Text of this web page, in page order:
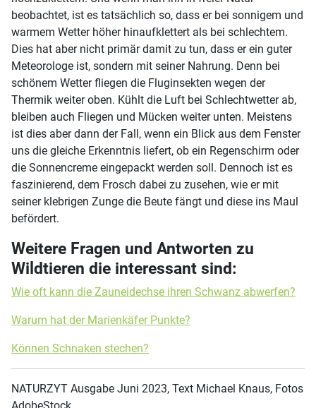
beobachtet, ist es tatsächlich so, dass er bei sonnigem und
warmem Wetter höher hinaufklettert als bei schlechtem.
Dies hat aber nicht primär damit zu tun, dass er ein guter
Meteorologe ist, sondern mit seiner Nahrung. Denn bei
schönem Wetter fliegen die Fluginsekten wegen der
Thermik weiter oben. Kühlt die Luft bei Schlechtwetter ab,
bleiben auch Fliegen und Mücken weiter unten. Meistens
ist dies aber dann der Fall, wenn ein Blick aus dem Fenster
uns die gleiche Erkenntnis liefert, ob ein Regenschirm oder
die Sonnencreme eingepackt werden soll. Dennoch ist es
faszinierend, dem Frosch dabei zu zusehen, wie er mit
seiner klebrigen Zunge die Beute fängt und diese ins Maul
befördert.
Weitere Fragen und Antworten zu
Wildtieren die interessant sind:
Wie oft kann die Zauneidechse ihren Schwanz abwerfen?
Warum hat der Marienkäfer Punkte?
Können Schnaken stechen?
NATURZYT Ausgabe Juni 2023, Text Michael Knaus, Fotos